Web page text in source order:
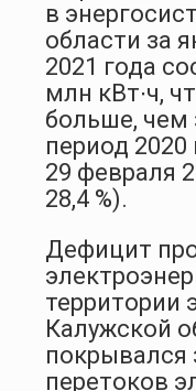
в
области за
2021 года
млн кВт∙ч,
больше, чем
период 2020
29 февраля
28,4 %).
Дефицит
территории
Калужской
покрывался
перетоков